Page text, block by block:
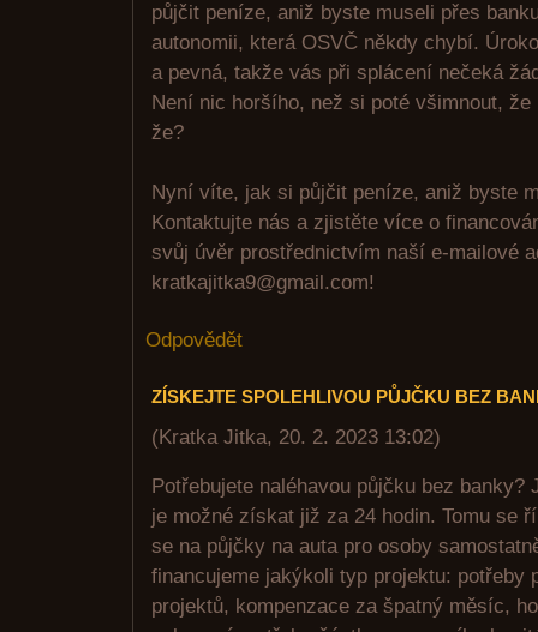
půjčit peníze, aniž byste museli přes
autonomii, která OSVČ někdy chybí.
a pevná, takže vás při splácení nečeká
Není nic horšího, než si poté všimnout,
že?
Nyní víte, jak si půjčit peníze, aniž byste
Kontaktujte nás a zjistěte více o
svůj úvěr prostřednictvím naší e-mailové
kratkajitka9@gmail.com!
Odpovědět
ZÍSKEJTE SPOLEHLIVOU PŮJČKU BEZ
(Kratka Jitka, 20. 2. 2023 13:02)
Potřebujete naléhavou půjčku bez
je možné získat již za 24 hodin. Tomu se
se na půjčky na auta pro osoby
financujeme jakýkoli typ projektu: potřeby
projektů, kompenzace za špatný měsíc,